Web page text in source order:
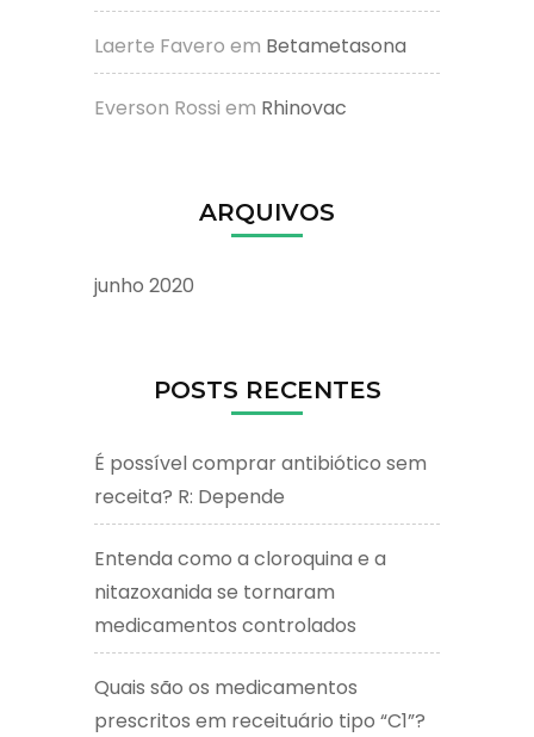
Laerte Favero em Betametasona
Everson Rossi em Rhinovac
ARQUIVOS
junho 2020
POSTS RECENTES
É possível comprar antibiótico sem
receita? R: Depende
Entenda como a cloroquina e a
nitazoxanida se tornaram
medicamentos controlados
Quais são os medicamentos
prescritos em receituário tipo “C1”?